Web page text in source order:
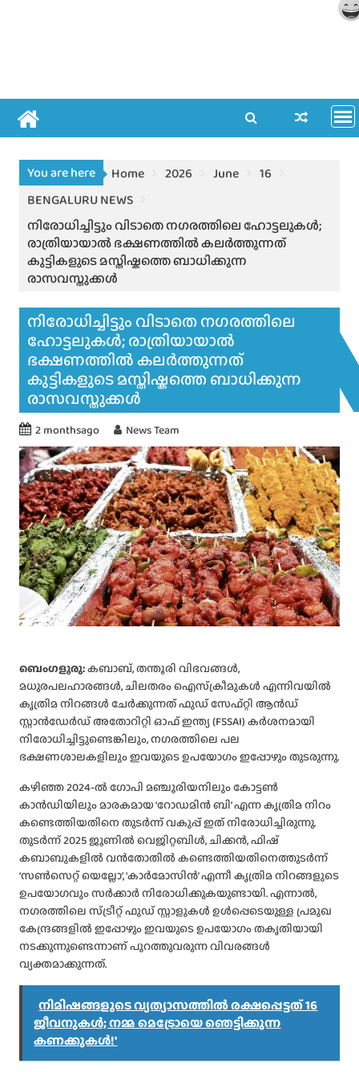
You are here Home 2026 June
16
BENGALURU NEWS
നിരോധിച്ചിട്ടും വിടാതെ നഗരത്തിലെ ഹോട്ടലുകൾ;
രാത്രിയായാൽ ഭക്ഷണത്തിൽ കലർത്തുന്നത്
കുട്ടികളുടെ മസ്തിഷ്കത്തെ ബാധിക്കുന്ന
രാസവസ്തുക്കൾ
നിരോധിച്ചിട്ടും വിടാതെ നഗരത്തിലെ
ഹോട്ടലുകൾ; രാത്രിയായാൽ
ഭക്ഷണത്തിൽ കലർത്തുന്നത്
കുട്ടികളുടെ മസ്തിഷ്കത്തെ ബാധിക്കുന്ന
രാസവസ്തുക്കൾ
2 monthsago News Team
ബെംഗളൂരു:കബാബ്, തന്തൂരി വിഭവങ്ങൾ,
മധുരപലഹാരങ്ങൾ, ചിലതരം ഐസ്‌ക്രീമുകൾ എന്നിവയിൽ
കൃത്രിമ നിറങ്ങൾ ചേർക്കുന്നത് ഫുഡ് സേഫ്റ്റി ആൻഡ്
സ്റ്റാൻഡേർഡ് അതോറിറ്റി ഓഫ് ഇന്ത്യ (FSSAI) കർശനമായി
നിരോധിച്ചിട്ടുണ്ടെങ്കിലും, നഗരത്തിലെ പല
ഭക്ഷണശാലകളിലും ഇവയുടെ ഉപയോഗം ഇപ്പോഴും തുടരുന്നു.
കഴിഞ്ഞ 2024-ൽ ഗോപി മഞ്ചൂരിയനിലും കോട്ടൺ
കാൻഡിയിലും മാരകമായ ‘റോഡമിൻ ബി’ എന്ന കൃത്രിമ നിറം
കണ്ടെത്തിയതിനെ തുടർന്ന് വകുപ്പ് ഇത് നിരോധിച്ചിരുന്നു.
തുടർന്ന് 2025 ജൂണിൽ വെജിറ്റബിൾ, ചിക്കൻ, ഫിഷ്
കബാബുകളിൽ വൻതോതിൽ കണ്ടെത്തിയതിനെത്തുടർന്ന്
‘സൺസെറ്റ് യെല്ലോ’, ‘കാർമോസിൻ’ എന്നീ കൃത്രിമ നിറങ്ങളുടെ
ഉപയോഗവും സർക്കാർ നിരോധിക്കുകയുണ്ടായി. എന്നാൽ,
നഗരത്തിലെ സ്ട്രീറ്റ് ഫുഡ് സ്റ്റാളുകൾ ഉൾപ്പെടെയുള്ള പ്രമുഖ
കേന്ദ്രങ്ങളിൽ ഇപ്പോഴും ഇവയുടെ ഉപയോഗം തകൃതിയായി
നടക്കുന്നുണ്ടെന്നാണ് പുറത്തുവരുന്ന വിവരങ്ങൾ
വ്യക്തമാക്കുന്നത്.
നിമിഷങ്ങളുടെ വ്യത്യാസത്തിൽ രക്ഷപ്പെട്ടത് 16
ജീവനുകൾ; നമ്മ മെട്രോയെ ഞെട്ടിക്കുന്ന
കണക്കുകൾ!'